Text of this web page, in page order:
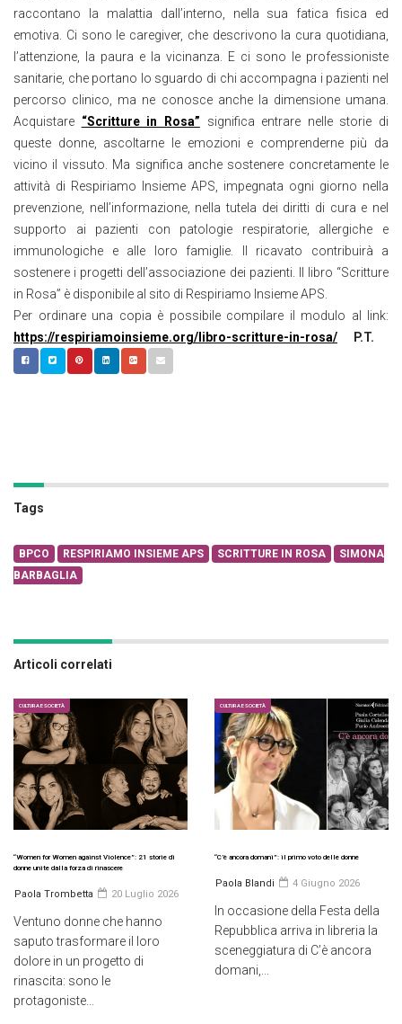
raccontano la malattia dall’interno, nella sua fatica fisica ed
emotiva. Ci sono le caregiver, che descrivono la cura quotidiana,
l’attenzione, la paura e la vicinanza. E ci sono le professioniste
sanitarie, che portano lo sguardo di chi accompagna i pazienti nel
percorso clinico, ma ne conosce anche la dimensione umana.
Acquistare “Scritture in Rosa” significa entrare nelle storie di
queste donne, ascoltarne le emozioni e comprenderne più da
vicino il vissuto. Ma significa anche sostenere concretamente le
attività di Respiriamo Insieme APS, impegnata ogni giorno nella
prevenzione, nell’informazione, nella tutela dei diritti di cura e nel
supporto ai pazienti con patologie respiratorie, allergiche e
immunologiche e alle loro famiglie. Il ricavato contribuirà a
sostenere i progetti dell’associazione dei pazienti. Il libro “Scritture
in Rosa” è disponibile al sito di Respiriamo Insieme APS.
Per ordinare una copia è possibile compilare il modulo al link:
https://respiriamoinsieme.org/libro-scritture-in-rosa/
P.T.
Tags
BPCO RESPIRIAMO INSIEME APS SCRITTURE IN ROSA
SIMONA
BARBAGLIA
Articoli correlati
CULTURA E SOCIETÀ
“Women for Women against Violence”: 21 storie di
donne unite dalla forza di rinascere
Paola Trombetta 20 Luglio 2026
Ventuno donne che hanno
saputo trasformare il loro
dolore in un progetto di
rinascita: sono le
protagoniste...
CULTURA E SOCIETÀ
“C’è ancora domani”: il primo voto delle donne
Paola Blandi 4 Giugno 2026
In occasione della Festa della
Repubblica arriva in libreria la
sceneggiatura di C’è ancora
domani,...